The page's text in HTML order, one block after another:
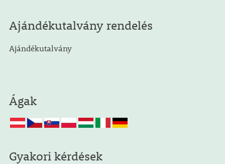
Ajándékutalvány rendelés
Ajándékutalvány
Ágak
Gyakori kérdések